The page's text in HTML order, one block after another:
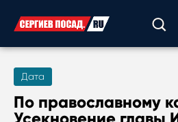
Дата
По православному